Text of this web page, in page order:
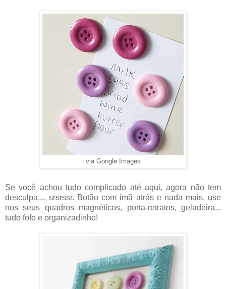
via Google Images
Se você achou tudo complicado até aqui, agora não tem
desculpa.... srsrssr. Botão com imã atrás e nada mais, use
nos seus quadros magnéticos, porta-retratos, geladeira...
tudo fofo e organizadinho!